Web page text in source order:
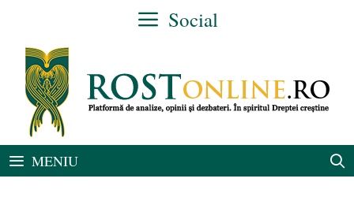
conținut
Social
MENIU